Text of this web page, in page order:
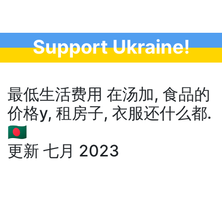
Support Ukraine!
最低生活费用 在汤加, 食品的
价格у, 租房子, 衣服还什么都.
🇧🇩
更新 七月 2023